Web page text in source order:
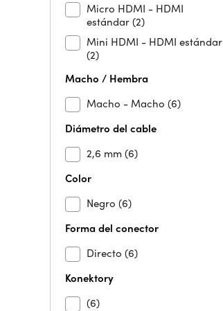
Micro HDMI - HDMI
estándar(2)
Mini HDMI - HDMI estándar
(2)
Macho / Hembra
Macho - Macho (6)
Diámetro del cable
2,6 mm(6)
Color
Negro (6)
Forma del conector
Directo (6)
Konektory
(6)